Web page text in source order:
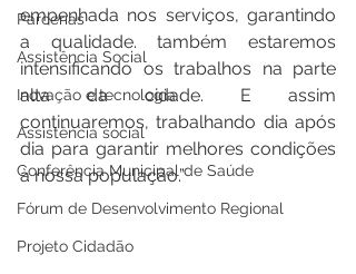
Parcerias
Assistência Social
Inovação e tecnologia
Assistência social
Conferência Municipal de Saúde
Fórum de Desenvolvimento Regional
Projeto Cidadão
empenhada nos serviços, garantindo
a qualidade. também estaremos
intensificando os trabalhos na parte
alta da cidade. E assim
continuaremos, trabalhando dia após
dia para garantir melhores condições
à nossa população.”